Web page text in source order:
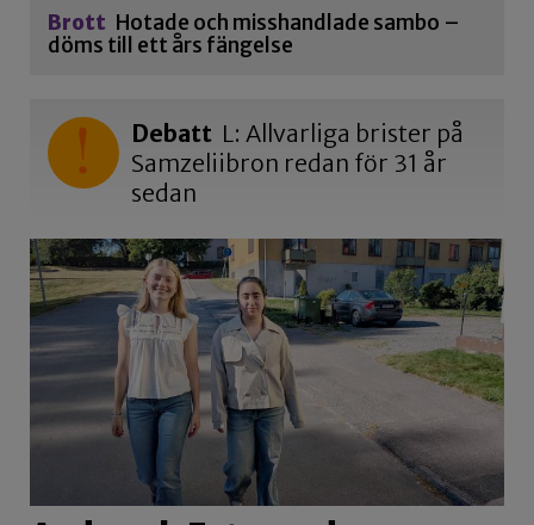
Brott Hotade och misshandlade sambo –
döms till ett års fängelse
Debatt L: Allvarliga brister på
Samzeliibron redan för 31 år
sedan